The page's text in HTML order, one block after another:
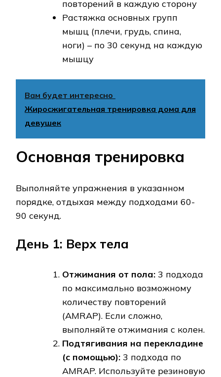
повторений в каждую сторону
Растяжка основных групп
мышц (плечи, грудь, спина,
ноги) – по 30 секунд на каждую
мышцу
Вам будет интересно
Жиросжигательная тренировка дома для
девушек
Основная тренировка
Выполняйте упражнения в указанном
порядке, отдыхая между подходами 60-
90 секунд.
День 1: Верх тела
Отжимания от пола: 3 подхода
по максимально возможному
количеству повторений
(AMRAP). Если сложно,
выполняйте отжимания с колен.
Подтягивания на перекладине
(с помощью): 3 подхода по
AMRAP. Используйте резиновую